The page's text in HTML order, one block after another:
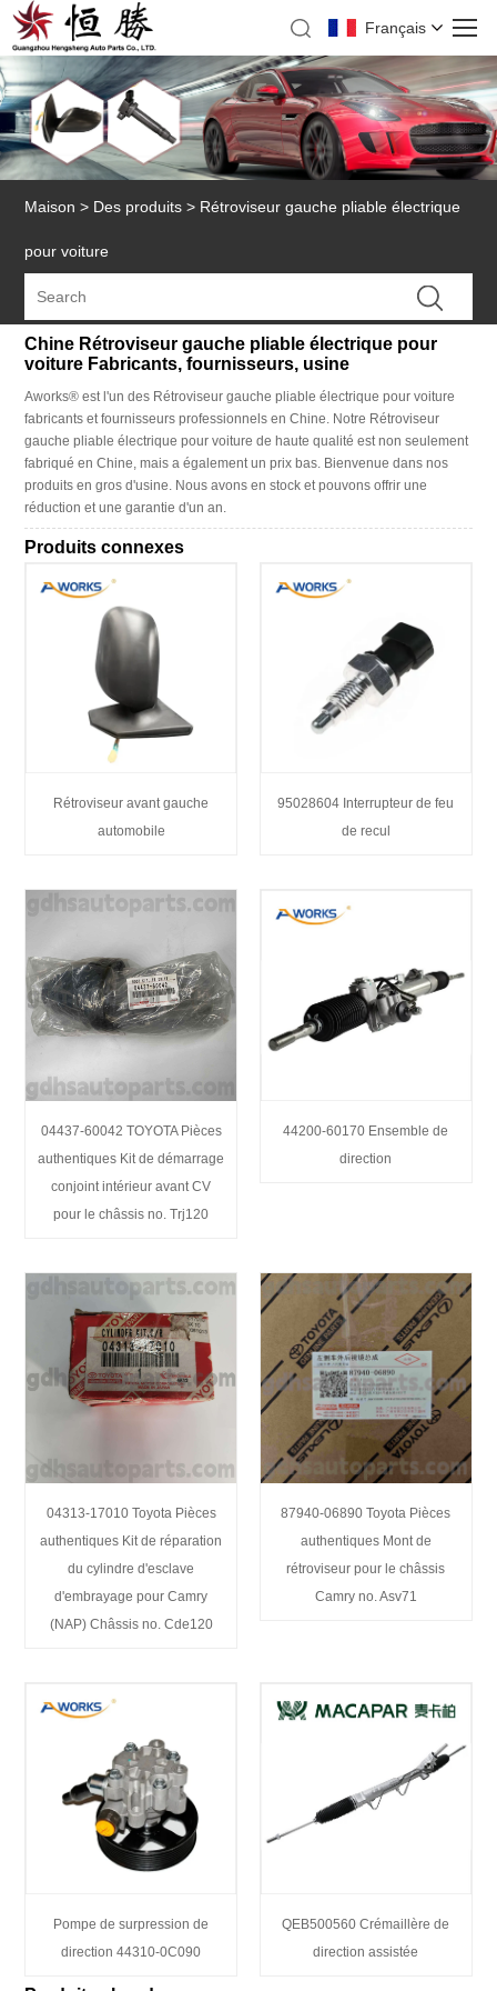
Français
Maison > Des produits > Rétroviseur gauche pliable électrique
pour voiture
Chine Rétroviseur gauche pliable électrique pour
voiture Fabricants, fournisseurs, usine
Aworks® est l'un des Rétroviseur gauche pliable électrique pour voiture
fabricants et fournisseurs professionnels en Chine. Notre Rétroviseur
gauche pliable électrique pour voiture de haute qualité est non seulement
fabriqué en Chine, mais a également un prix bas. Bienvenue dans nos
produits en gros d'usine. Nous avons en stock et pouvons offrir une
réduction et une garantie d'un an.
Produits connexes
Rétroviseur avant gauche
automobile
95028604 Interrupteur de feu
de recul
04437-60042 TOYOTA Pièces
authentiques Kit de démarrage
conjoint intérieur avant CV
pour le châssis no. Trj120
44200-60170 Ensemble de
direction
04313-17010 Toyota Pièces
authentiques Kit de réparation
du cylindre d'esclave
d'embrayage pour Camry
(NAP) Châssis no. Cde120
87940-06890 Toyota Pièces
authentiques Mont de
rétroviseur pour le châssis
Camry no. Asv71
Pompe de surpression de
direction 44310-0C090
QEB500560 Crémaillère de
direction assistée